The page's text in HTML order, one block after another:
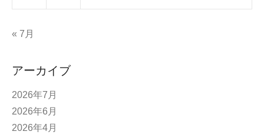
« 7月
アーカイブ
2026年7月
2026年6月
2026年4月